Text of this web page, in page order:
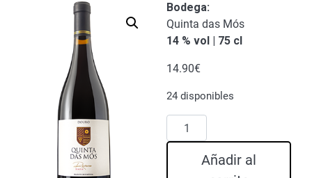
Bodega:
Quinta das Mós
14 % vol | 75 cl
14.90€
24 disponibles
Quinta
das
Añadir al